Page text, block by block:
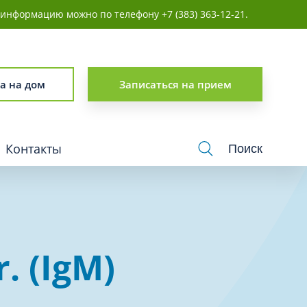
можно по телефону +7 (383) 363-12-21.
на дом Записаться на прием
Физиотерапия
Хирургия
Контакты Поиск
(IgM)